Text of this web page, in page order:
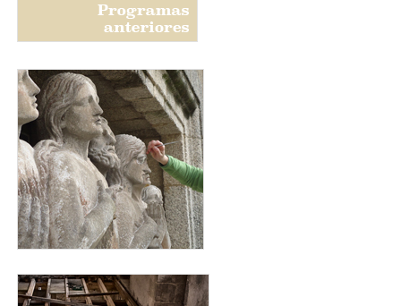
animas_exterior_cuadrado_para_web.jpg
cuadrado_cabildo.jpg